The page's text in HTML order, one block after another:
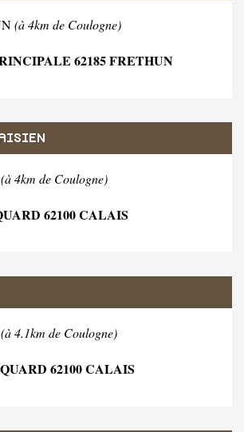
(à 4km de Coulogne)
62185 FRETHUN
(à 4km de Coulogne)
62100 CALAIS
(à 4.1km de Coulogne)
62100 CALAIS